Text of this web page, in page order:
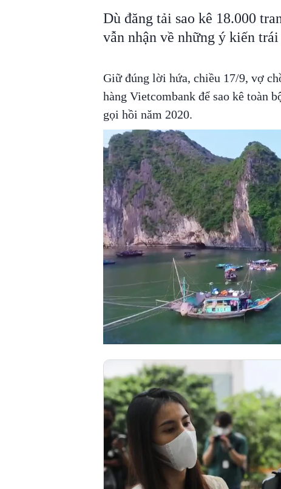
Dù đăng tải sao kê 18.000
vẫn nhận về những ý kiến
Giữ đúng lời hứa, chiều 17/9, vợ
hàng Vietcombank để sao kê toàn
gọi hồi năm 2020.